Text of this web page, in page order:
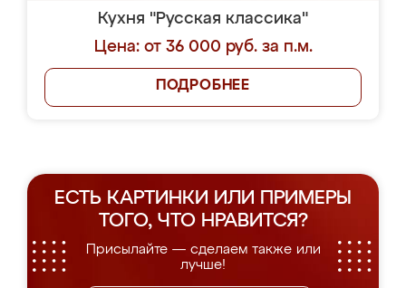
Кухня "Русская классика"
Цена: от 36 000 руб. за п.м.
ПОДРОБНЕЕ
ЕСТЬ КАРТИНКИ ИЛИ ПРИМЕРЫ
ТОГО, ЧТО НРАВИТСЯ?
Присылайте — сделаем также или
лучше!